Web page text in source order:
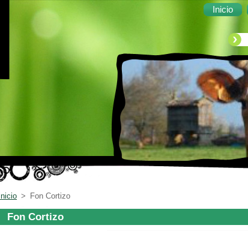
Inicio
Inicio > Fon Cortizo
Fon Cortizo